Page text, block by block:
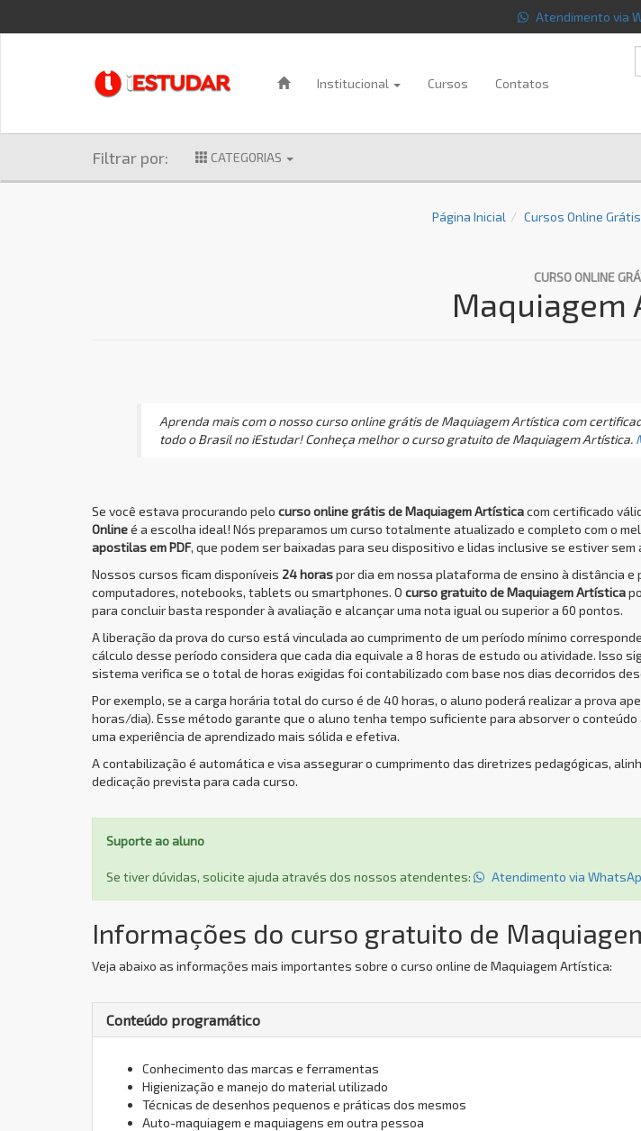
Atendimento via
Institucional Cursos Contatos
Filtrar por: CATEGORIAS
Página Inicial Cursos Online Grátis
CURSO ONLINE
Maquiagem
Aprenda mais com o nosso curso online grátis de Maquiagem Artística com
todo o Brasil no iEstudar! Conheça melhor o curso gratuito de Maquiagem Artística.
Se você estava procurando pelo curso online grátis de Maquiagem Artísticacom certificado
Onlineé a escolha ideal! Nós preparamos um curso totalmente atualizado e completo com o
apostilas em PDF, que podem ser baixadas para seu dispositivo e lidas inclusive se estiver
Nossos cursos ficam disponíveis 24 horaspor dia em nossa plataforma de ensino à distância e
computadores, notebooks, tablets ou smartphones. O curso gratuito de Maquiagem Artística
para concluir basta responder à avaliação e alcançar uma nota igual ou superior a 60 pontos.
A liberação da prova do curso está vinculada ao cumprimento de um período mínimo
cálculo desse período considera que cada dia equivale a 8 horas de estudo ou atividade. Isso
sistema verifica se o total de horas exigidas foi contabilizado com base nos dias decorridos
Por exemplo, se a carga horária total do curso é de 40 horas, o aluno poderá realizar a prova
horas/dia). Esse método garante que o aluno tenha tempo suficiente para absorver o
uma experiência de aprendizado mais sólida e efetiva.
A contabilização é automática e visa assegurar o cumprimento das diretrizes pedagógicas,
dedicação prevista para cada curso.
Suporte ao aluno
Se tiver dúvidas, solicite ajuda através dos nossos atendentes: Atendimento via
Informações do curso gratuito de
Veja abaixo as informações mais importantes sobre o curso online de Maquiagem Artística:
Conteúdo programático
Conhecimento das marcas e ferramentas
Higienização e manejo do material utilizado
Técnicas de desenhos pequenos e práticas dos mesmos
Auto-maquiagem e maquiagens em outra pessoa